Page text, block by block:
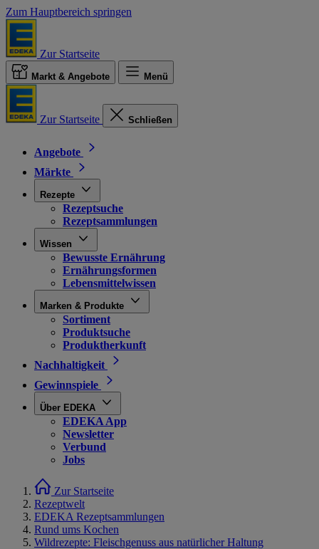
Zum Hauptbereich springen
Zur Startseite
Markt & Angebote Menü
Zur Startseite Schließen
Angebote
Märkte
Rezepte
Rezeptsuche
Rezeptsammlungen
Wissen
Bewusste Ernährung
Ernährungsformen
Lebensmittelwissen
Marken & Produkte
Sortiment
Produktsuche
Produktherkunft
Nachhaltigkeit
Gewinnspiele
Über EDEKA
EDEKA App
Newsletter
Verbund
Jobs
Zur Startseite
Rezeptwelt
EDEKA Rezeptsammlungen
Rund ums Kochen
Wildrezepte: Fleischgenuss aus natürlicher Haltung